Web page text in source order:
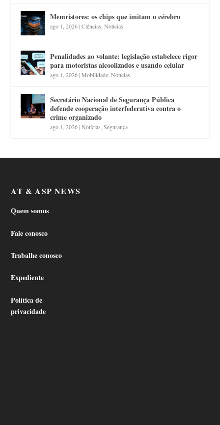
Memristores: os chips que imitam o cérebro
ago 1, 2026|Ciências ,Notícias
Penalidades ao volante: legislação estabelece rigor
para motoristas alcoolizados e usando celular
ago 1, 2026|Mobilidade ,Notícias
Secretário Nacional de Segurança Pública
defende cooperação interfederativa contra o
crime organizado
ago 1, 2026|Notícias ,Segurança
AT & ASP NEWS
Quem somos
Fale conosco
Trabalhe conosco
Expediente
Política de
privacidade